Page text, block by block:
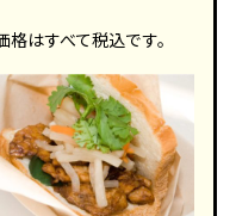
はすべて税込です。